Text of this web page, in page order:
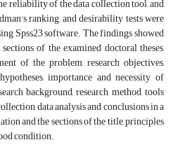
reliability of the data collection tool, and
ranking, and desirability tests were
Spss23 software. The findings showed
of the examined doctoral theses,
of the problem, research objectives,
importance and necessity of
background, research method, tools
data analysis and conclusions in a
and the sections of the title, principles
condition.